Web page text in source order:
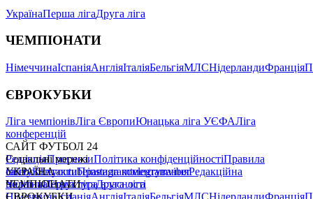
УкраїнаПерша лігаДруга ліга
ЧЕМПІОНАТИ
НімеччинаІспаніяАнгліяІталіяБельгіяМЛСНідерландиФранція
ЄВРОКУБКИ
Ліга чемпіонівЛіга ЄвропиЮнацька ліга УЄФАЛіга
конференцій
САЙТ ФУТБОЛ 24
РедакціяПрогнозиПолітика конфіденційностіПравила
сайтуКонтактиПравила коментуванняРедакційна
політикаСтруктура власності
Соціальні мережі
facebookxyoutubeinstagramtelegramviber
УКРАЇНА
УкраїнаПерша лігаДруга ліга
ЧЕМПІОНАТИ